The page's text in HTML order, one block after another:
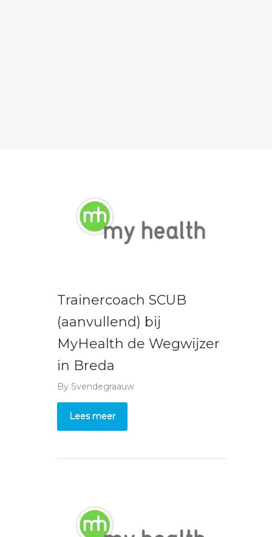
Trainercoach SCUB
(aanvullend) bij
MyHealth de Wegwijzer
in Breda
By Svendegraauw
Lees meer